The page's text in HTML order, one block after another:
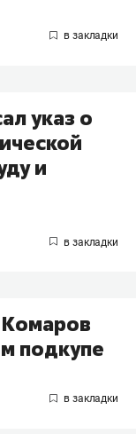
указ о
и
подкупе